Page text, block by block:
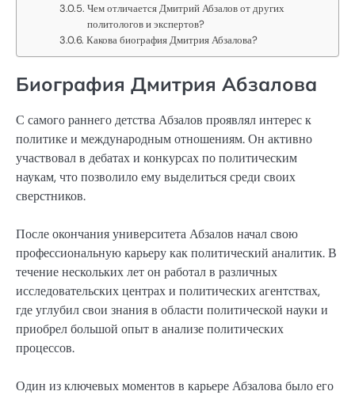
Чем отличается Дмитрий Абзалов от других
политологов и экспертов?
Какова биография Дмитрия Абзалова?
Биография Дмитрия Абзалова
С самого раннего детства Абзалов проявлял интерес к
политике и международным отношениям. Он активно
участвовал в дебатах и конкурсах по политическим
наукам, что позволило ему выделиться среди своих
сверстников.
После окончания университета Абзалов начал свою
профессиональную карьеру как политический аналитик. В
течение нескольких лет он работал в различных
исследовательских центрах и политических агентствах,
где углубил свои знания в области политической науки и
приобрел большой опыт в анализе политических
процессов.
Один из ключевых моментов в карьере Абзалова было его